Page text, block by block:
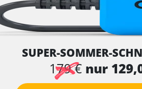
SUPER-SOMMER-
179 € nur